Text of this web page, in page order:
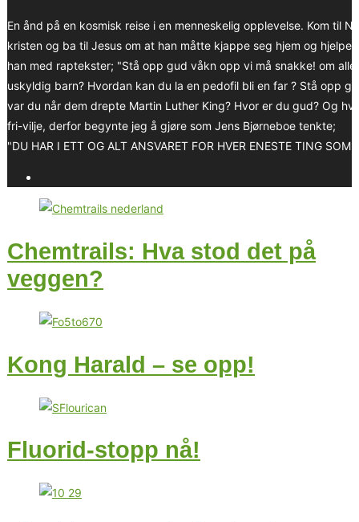
En ånd på en kosmisk reise i en menneskelig opplevelse. Kom til
kristen og ba til Jesus om at han måtte kjappe seg hjem og
han med raptekster; "Stå opp gud våkn opp vi må snakke! om
uskyldig barn? Hvordan kan du la en pedofil bli en far ? Stå opp
var du når dem drepte Martin Luther King? Hvor er du gud? Og
fri-vilje, derfor begynte jeg å gjøre som Jens Bjørneboe tenkte;
"DU HAR I ETT OG ALT ANSVARET FOR HVER ENESTE TING SOM
Chemtrails: Hva stod det på
veggen?
Kong Harald – se opp!
Fluorid-stopp nå!